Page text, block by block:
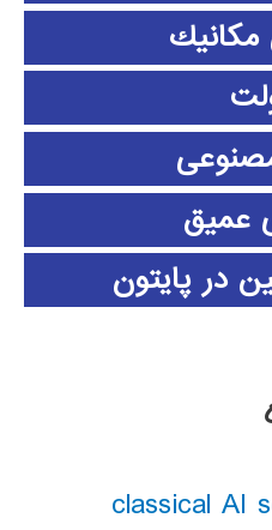
عمیق
در پایتون